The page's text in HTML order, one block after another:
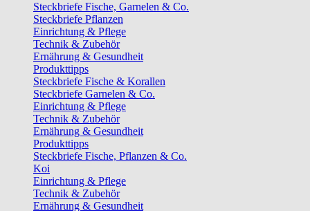
Steckbriefe Fische, Garnelen & Co.
Steckbriefe Pflanzen
Einrichtung & Pflege
Technik & Zubehör
Ernährung & Gesundheit
Produkttipps
Steckbriefe Fische & Korallen
Steckbriefe Garnelen & Co.
Einrichtung & Pflege
Technik & Zubehör
Ernährung & Gesundheit
Produkttipps
Steckbriefe Fische, Pflanzen & Co.
Koi
Einrichtung & Pflege
Technik & Zubehör
Ernährung & Gesundheit